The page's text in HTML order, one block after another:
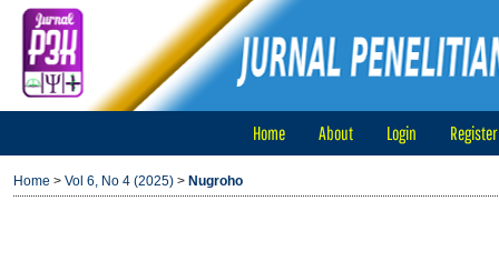
Home About Login Register
Home > Vol 6, No 4 (2025) > Nugroho